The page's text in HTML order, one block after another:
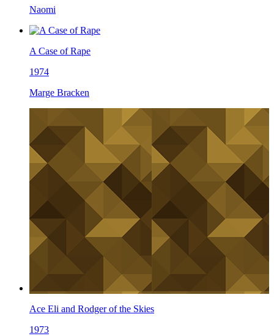
Naomi
A Case of Rape
1974
Marge Bracken
Ace Eli and Rodger of the Skies
1973